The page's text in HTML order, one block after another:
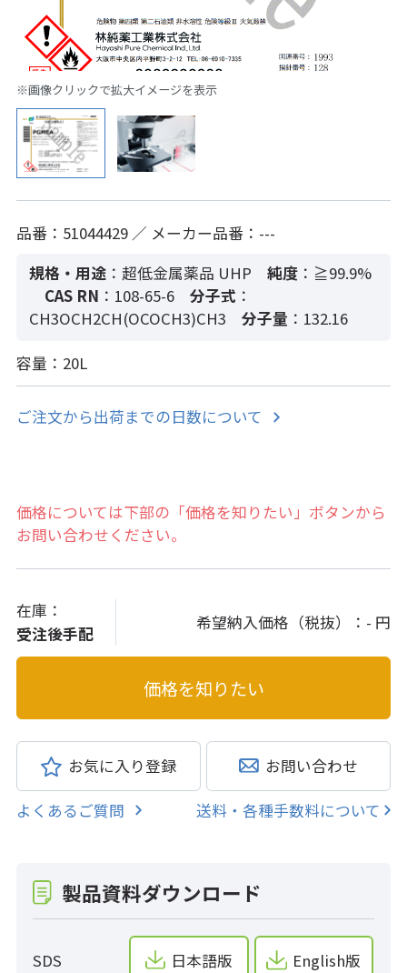
※画像クリックで拡大イメージを表示
品番：51044429 ／ メーカー品番：---
規格・用途 ：超低金属薬品 UHP 純度：≧99.9%
CAS RN ：108-65-6 分子式 ：
CH3OCH2CH(OCOCH3)CH3
分子量 ：132.16
容量：20L
ご注文から出荷までの日数について
価格については下部の「価格を知りたい」ボタンから
お問い合わせください。
在庫：
受注後手配
希望納入価格（税抜）： - 円
お気に入り登録 お問い合わせ
よくあるご質問 送料・各種手数料について
製品資料ダウンロード
SDS 日本語版 English版